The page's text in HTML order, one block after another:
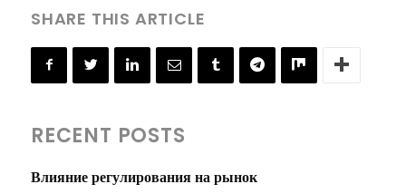
SHARE THIS ARTICLE
RECENT POSTS
Влияние регулирования на рынок